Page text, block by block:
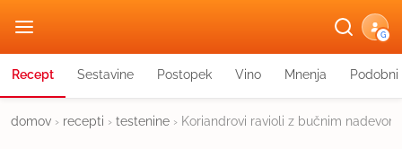
G
Recept Sestavine Postopek Vino Mnenja
domov › recepti › testenine › Koriandrovi ravioli z bučnim